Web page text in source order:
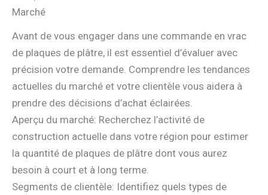
Marché
Avant de vous engager dans une commande en vrac
de plaques de plâtre, il est essentiel d’évaluer avec
précision votre demande. Comprendre les tendances
actuelles du marché et votre clientèle vous aidera à
prendre des décisions d’achat éclairées.
Aperçu du marché: Recherchez l’activité de
construction actuelle dans votre région pour estimer
la quantité de plaques de plâtre dont vous aurez
besoin à court et à long terme.
Segments de clientèle: Identifiez quels types de